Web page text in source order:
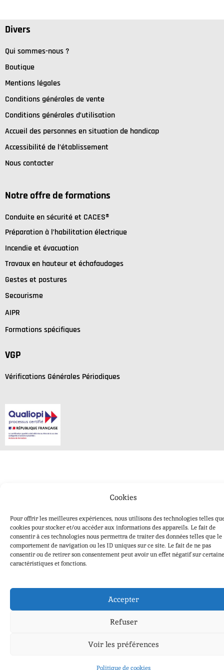
Cookies
Pour offrir les meilleures expériences, nous utilisons des technologies telles
cookies pour stocker et/ou accéder aux informations des appareils. Le fait de
consentir à ces technologies nous permettra de traiter des données telles que le
comportement de navigation ou les ID uniques sur ce site. Le fait de ne pas
consentir ou de retirer son consentement peut avoir un effet négatif sur
caractéristiques et fonctions.
Accepter
Refuser
Voir les préférences
Politique de cookies
Divers
Qui sommes-nous ?
Boutique
Mentions légales
Conditions générales de vente
Conditions générales d’utilisation
Accueil des personnes en situation de handicap
Accessibilité de l’établissement
Nous contacter
Notre offre de formations
Conduite en sécurité et CACES®
Préparation à l’habilitation électrique
Incendie et évacuation
Travaux en hauteur et échafaudages
Gestes et postures
Secourisme
AIPR
Formations spécifiques
VGP
Vérifications Générales Périodiques